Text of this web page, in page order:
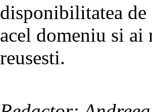
disponibilitatea de
acel domeniu si ai
reusesti.